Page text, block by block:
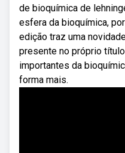
de bioquímica de
esfera da bioquímica,
edição traz uma
presente no próprio
importantes da
forma mais.